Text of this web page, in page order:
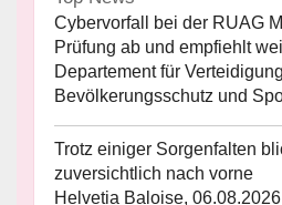
Cybervorfall bei der RUAG
Prüfung ab und empfiehlt
Departement für
Bevölkerungsschutz und
Trotz einiger Sorgenfalten
zuversichtlich nach vorne
Helvetia Baloise, 06.08.2026